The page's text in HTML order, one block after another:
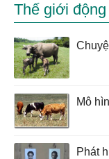
Thế giới
Mô
Phát